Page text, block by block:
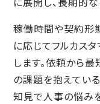
稼働時間や契約形
に応じてフルカス
します。依頼から
の課題を抱えてい
知見で人事の悩み